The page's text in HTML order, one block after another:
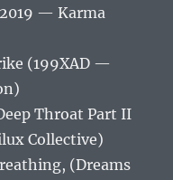
— Karma
(199XAD —
Throat Part II
Collective)
(Dreams